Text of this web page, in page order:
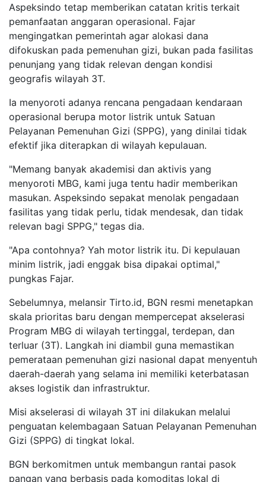
Aspeksindo tetap memberikan catatan kritis terkait
pemanfaatan anggaran operasional. Fajar
mengingatkan pemerintah agar alokasi dana
difokuskan pada pemenuhan gizi, bukan pada fasilitas
penunjang yang tidak relevan dengan kondisi
geografis wilayah 3T.
Ia menyoroti adanya rencana pengadaan kendaraan
operasional berupa motor listrik untuk Satuan
Pelayanan Pemenuhan Gizi (SPPG), yang dinilai tidak
efektif jika diterapkan di wilayah kepulauan.
"Memang banyak akademisi dan aktivis yang
menyoroti MBG, kami juga tentu hadir memberikan
masukan. Aspeksindo sepakat menolak pengadaan
fasilitas yang tidak perlu, tidak mendesak, dan tidak
relevan bagi SPPG," tegas dia.
"Apa contohnya? Yah motor listrik itu. Di kepulauan
minim listrik, jadi enggak bisa dipakai optimal,"
pungkas Fajar.
Sebelumnya, melansir Tirto.id, BGN resmi menetapkan
skala prioritas baru dengan mempercepat akselerasi
Program MBG di wilayah tertinggal, terdepan, dan
terluar (3T). Langkah ini diambil guna memastikan
pemerataan pemenuhan gizi nasional dapat menyentuh
daerah-daerah yang selama ini memiliki keterbatasan
akses logistik dan infrastruktur.
Misi akselerasi di wilayah 3T ini dilakukan melalui
penguatan kelembagaan Satuan Pelayanan Pemenuhan
Gizi (SPPG) di tingkat lokal.
BGN berkomitmen untuk membangun rantai pasok
pangan yang berbasis pada komoditas lokal di